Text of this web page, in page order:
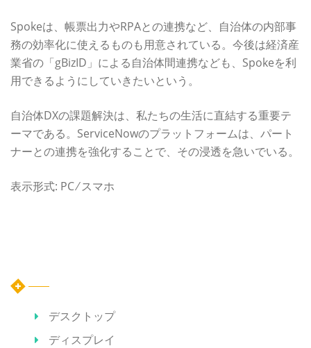
Spokeは、帳票出力やRPAとの連携など、自治体の内部事
務の効率化に使えるものも用意されている。今後は経済産
業省の「gBizID」による自治体間連携なども、Spokeを利
用できるようにしていきたいという。
自治体DXの課題解決は、私たちの生活に直結する重要テ
ーマである。ServiceNowのプラットフォームは、パート
ナーとの連携を強化することで、その浸透を急いでいる。
表示形式: PC ⁄ スマホ
デスクトップ
ディスプレイ